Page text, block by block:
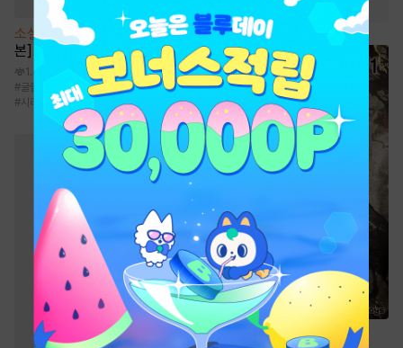
소설
[BL] 소문난 오메가 [단행
본]
1.4만
#굴림수 냉혈공 #다정수 #집착공
#시리어스물
소설 팔면도도 [단행본]